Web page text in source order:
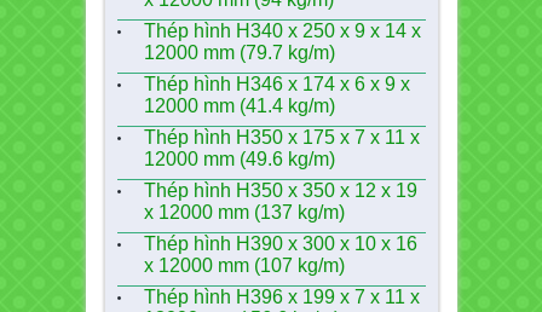
Thép hình H340 x 250 x 9 x 14 x
12000 mm (79.7 kg/m)
Thép hình H346 x 174 x 6 x 9 x
12000 mm (41.4 kg/m)
Thép hình H350 x 175 x 7 x 11 x
12000 mm (49.6 kg/m)
Thép hình H350 x 350 x 12 x 19
x 12000 mm (137 kg/m)
Thép hình H390 x 300 x 10 x 16
x 12000 mm (107 kg/m)
Thép hình H396 x 199 x 7 x 11 x